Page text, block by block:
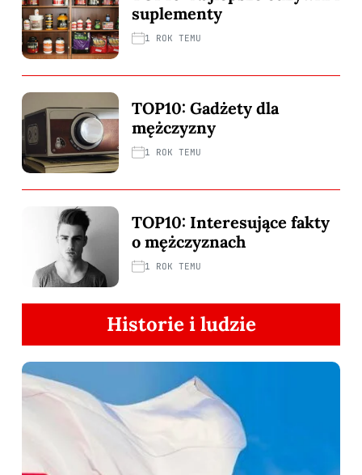
suplementy
1 ROK TEMU
TOP10: Gadżety dla
mężczyzny
1 ROK TEMU
TOP10: Interesujące fakty
o mężczyznach
1 ROK TEMU
Historie i ludzie